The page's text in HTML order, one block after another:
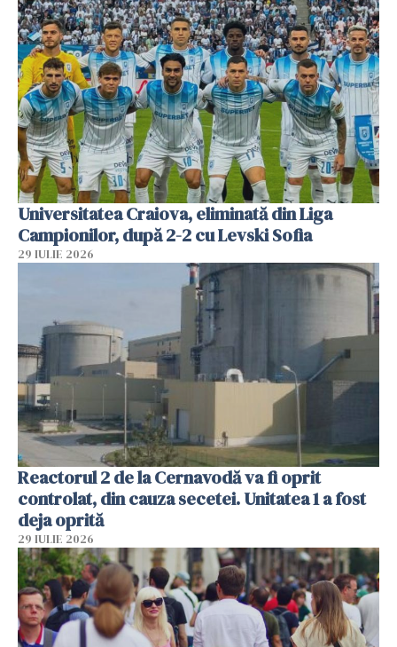
Universitatea Craiova, eliminată din Liga
Campionilor, după 2-2 cu Levski Sofia
29 IULIE 2026
Reactorul 2 de la Cernavodă va fi oprit
controlat, din cauza secetei. Unitatea 1 a fost
deja oprită
29 IULIE 2026